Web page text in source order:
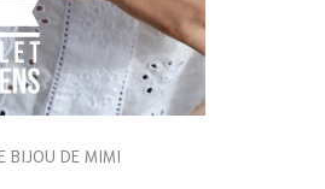
BIJOU DE MIMI